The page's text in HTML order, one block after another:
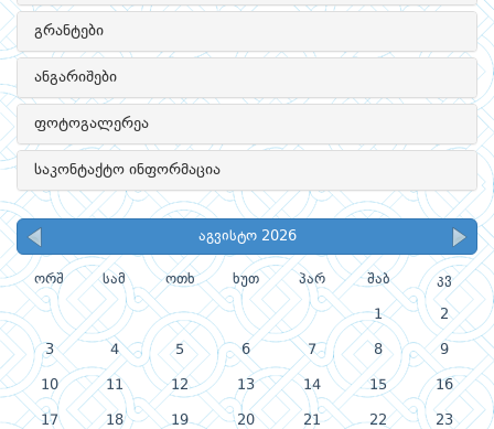
გრანტები
ანგარიშები
ფოტოგალერეა
საკონტაქტო ინფორმაცია
აგვისტო 2026
ორშ სამ ოთხ ხუთ პარ შაბ კვ
1 2
3 4 5 6 7 8 9
10 11 12 13 14 15 16
17 18 19 20 21 22 23